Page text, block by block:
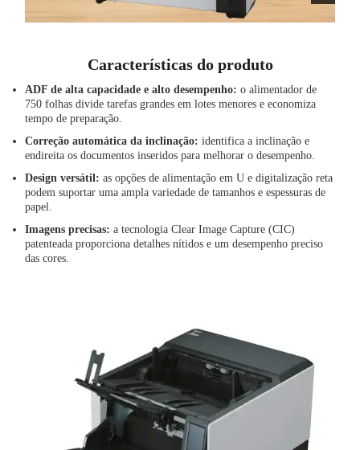
Características do produto
ADF de alta capacidade e alto desempenho:o alimentador de
750 folhas divide tarefas grandes em lotes menores e economiza
tempo de preparação.
Correção automática da inclinação:identifica a inclinação e
endireita os documentos inseridos para melhorar o desempenho.
Design versátil:as opções de alimentação em U e digitalização reta
podem suportar uma ampla variedade de tamanhos e espessuras de
papel.
Imagens precisas:a tecnologia Clear Image Capture (CIC)
patenteada proporciona detalhes nítidos e um desempenho preciso
das cores.